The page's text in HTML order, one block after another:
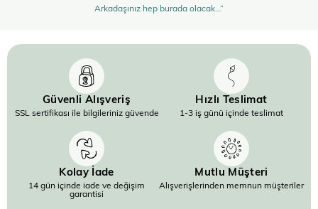
Arkadaşınız hep burada olacak…”
Güvenli Alışveriş
SSL sertifikası ile bilgileriniz güvende
Hızlı Teslimat
1-3 iş günü içinde teslimat
Kolay İade
14 gün içinde iade ve değişim
garantisi
Mutlu Müşteri
Alışverişlerinden memnun müşteriler